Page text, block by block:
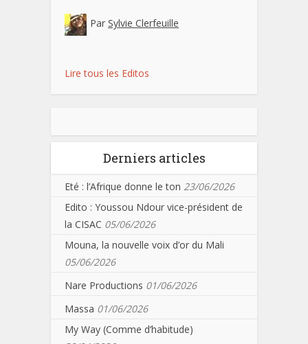
Par Sylvie Clerfeuille
Lire tous les Editos
Derniers articles
Eté : l’Afrique donne le ton 23/06/2026
Edito : Youssou Ndour vice-président de
la CISAC 05/06/2026
Mouna, la nouvelle voix d’or du Mali
05/06/2026
Nare Productions 01/06/2026
Massa 01/06/2026
My Way (Comme d’habitude)